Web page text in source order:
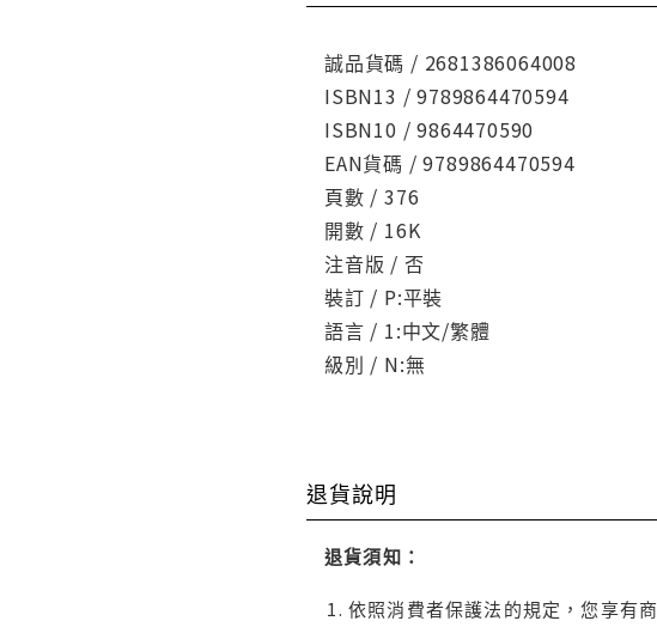
誠品貨碼 / 2681386064008
ISBN13 / 9789864470594
ISBN10 / 9864470590
EAN貨碼 / 9789864470594
頁數 / 376
開數 / 16K
注音版 / 否
裝訂 / P:平裝
語言 / 1:中文/繁體
級別 / N:無
退貨說明
退貨須知：
依照消費者保護法的規定，您享有